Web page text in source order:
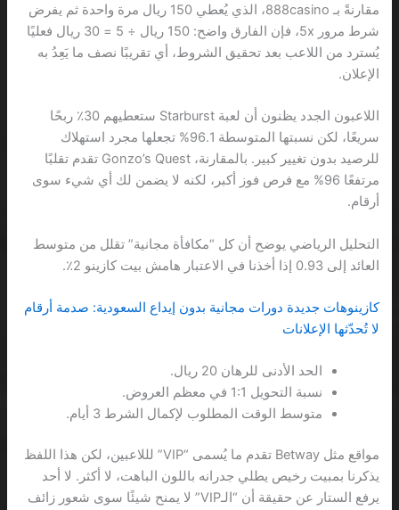
مقارنةً بـ 888casino، الذي يُعطي 150 ريال مرة واحدة ثم يفرض
شرط مرور 5x، فإن الفارق واضح: 150 ريال ÷ 5 = 30 ريال فعليًا
يُسترد من اللاعب بعد تحقيق الشروط، أي تقريبًا نصف ما يَعِدُ به
الإعلان.
اللاعبون الجدد يظنون أن لعبة Starburst ستعطيهم 30٪ ربحًا
سريعًا، لكن نسبتها المتوسطة 96.1% تجعلها مجرد استهلاك
للرصيد بدون تغيير كبير. بالمقارنة، Gonzo’s Quest تقدم تقلبًا
مرتفعًا 96% مع فرص فوز أكبر، لكنه لا يضمن لك أي شيء سوى
أرقام.
التحليل الرياضي يوضح أن كل “مكافأة مجانية” تقلل من متوسط
العائد إلى 0.93 إذا أخذنا في الاعتبار هامش بيت كازينو 2٪.
كازينوهات جديدة دورات مجانية بدون إيداع السعودية: صدمة أرقام
لا تُحدّثها الإعلانات
الحد الأدنى للرهان 20 ريال.
نسبة التحويل 1:1 في معظم العروض.
متوسط الوقت المطلوب لإكمال الشرط 3 أيام.
مواقع مثل Betway تقدم ما يُسمى “VIP” لللاعبين، لكن هذا اللفظ
يذكرنا بمبيت رخيص يطلي جدرانه باللون الباهت، لا أكثر. لا أحد
يرفع الستار عن حقيقة أن “الـVIP” لا يمنح شيئًا سوى شعور زائف